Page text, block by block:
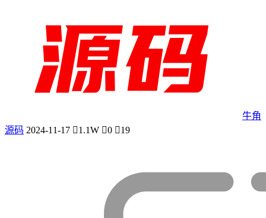
牛角
源码 2024-11-17 1.1W 0 19